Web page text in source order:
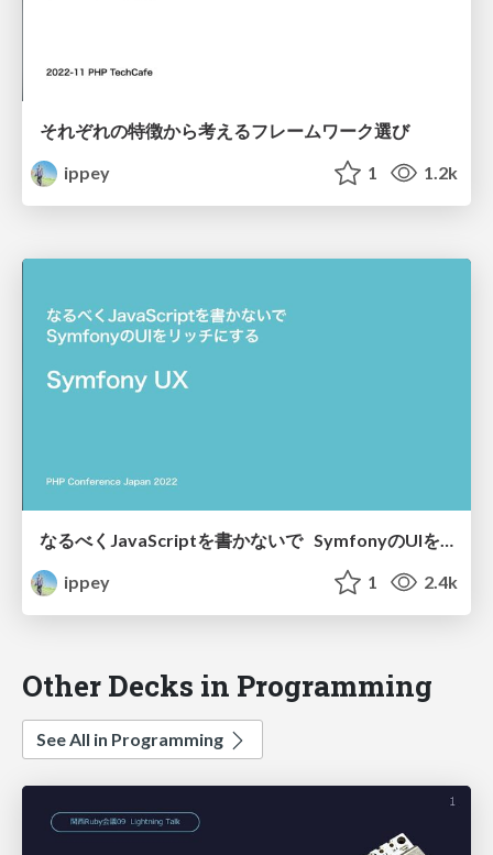
それぞれの特徴から考えるフレームワーク選び
ippey
1 1.2k
なるべくJavaScriptを書かないで SymfonyのUIをリッチにする Symfony UX
ippey
1 2.4k
Other Decks in Programming
See All in Programming